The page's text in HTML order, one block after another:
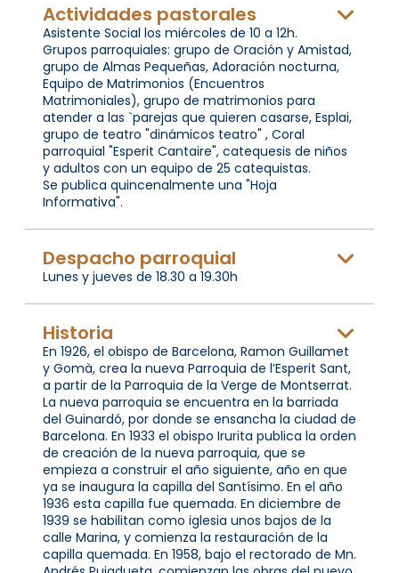
Actividades pastorales
Asistente Social los miércoles de 10 a 12h.
Grupos parroquiales: grupo de Oración y Amistad,
grupo de Almas Pequeñas, Adoración nocturna,
Equipo de Matrimonios (Encuentros
Matrimoniales), grupo de matrimonios para
atender a las `parejas que quieren casarse, Esplai,
grupo de teatro "dinámicos teatro" , Coral
parroquial "Esperit Cantaire", catequesis de niños
y adultos con un equipo de 25 catequistas.
Se publica quincenalmente una "Hoja
Informativa".
Despacho parroquial
Lunes y jueves de 18.30 a 19.30h
Historia
En 1926, el obispo de Barcelona, Ramon Guillamet
y Gomà, crea la nueva Parroquia de l’Esperit Sant,
a partir de la Parroquia de la Verge de Montserrat.
La nueva parroquia se encuentra en la barriada
del Guinardó, por donde se ensancha la ciudad de
Barcelona. En 1933 el obispo Irurita publica la orden
de creación de la nueva parroquia, que se
empieza a construir el año siguiente, año en que
ya se inaugura la capilla del Santísimo. En el año
1936 esta capilla fue quemada. En diciembre de
1939 se habilitan como iglesia unos bajos de la
calle Marina, y comienza la restauración de la
capilla quemada. En 1958, bajo el rectorado de Mn.